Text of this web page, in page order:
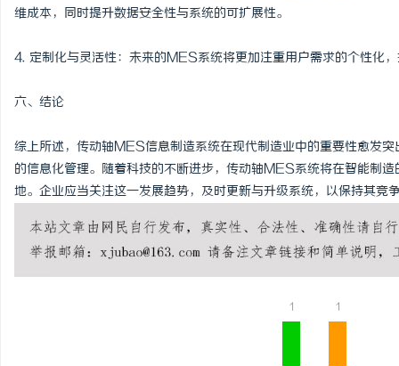
维成本，同时提升数据安全性与系统的可扩展性。
4. 定制化与灵活性：未来的MES系统将更加注重用户需求的个性化
六、结论
综上所述，传动轴MES信息制造系统在现代制造业中的重要性愈发
的信息化管理。随着科技的不断进步，传动轴MES系统将在智能制
地。企业应当关注这一发展趋势，及时更新与升级系统，以保持其竞
1 1